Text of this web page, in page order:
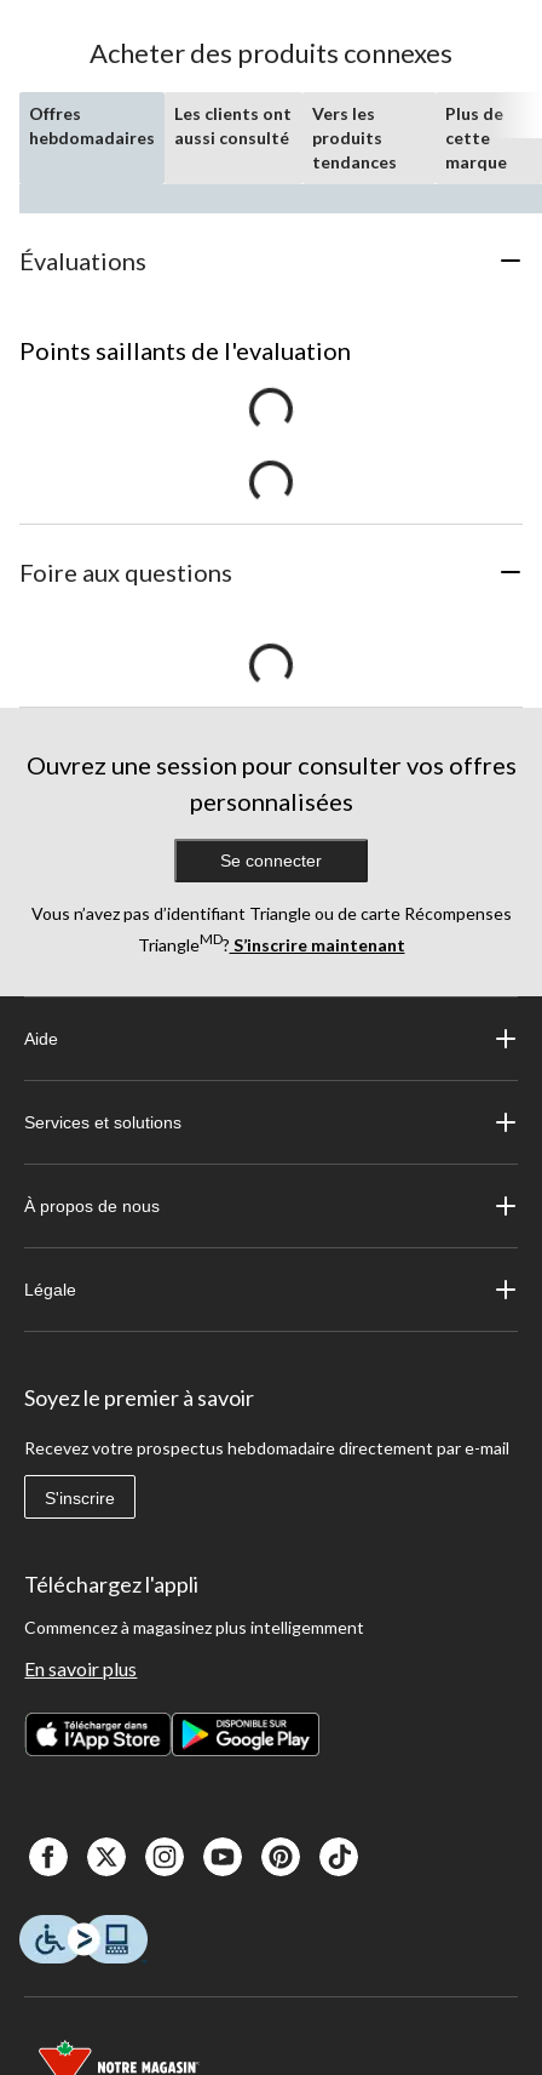
Acheter des produits connexes
Offres
hebdomadaires
Les clients ont
aussi consulté
Vers les
produits
tendances
Plus de
cette
marque
Évaluations
Points saillants de l'evaluation
Foire aux questions
Ouvrez une session pour consulter vos offres
personnalisées
Se connecter
Vous n’avez pas d’identifiant Triangle ou de carte Récompenses
TriangleMD? S’inscrire maintenant
Aide
Services et solutions
À propos de nous
Légale
Soyez le premier à savoir
Recevez votre prospectus hebdomadaire directement par e-mail
S'inscrire
Téléchargez l'appli
Commencez à magasinez plus intelligemment
En savoir plus